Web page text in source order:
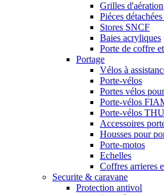
Grilles d'aération
Piéces
Stores SNCF
Baies acryliques
Porte de coffre
Portage
Vélos à
Porte-vélos
Portes vélos
Porte-vélos
Porte-vélos
Accessoires
Housses pour
Porte-motos
Echelles
Coffres arrieres
Securite & caravane
Protection antivol